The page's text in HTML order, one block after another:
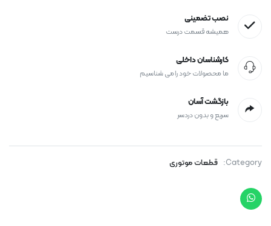
نصب تضمینی
همیشه قسمت درست
کارشناسان داخلی
ما محصولات خود را می شناسیم
بازگشت آسان
سریع و بدون دردسر
Category: قطعات موتوری